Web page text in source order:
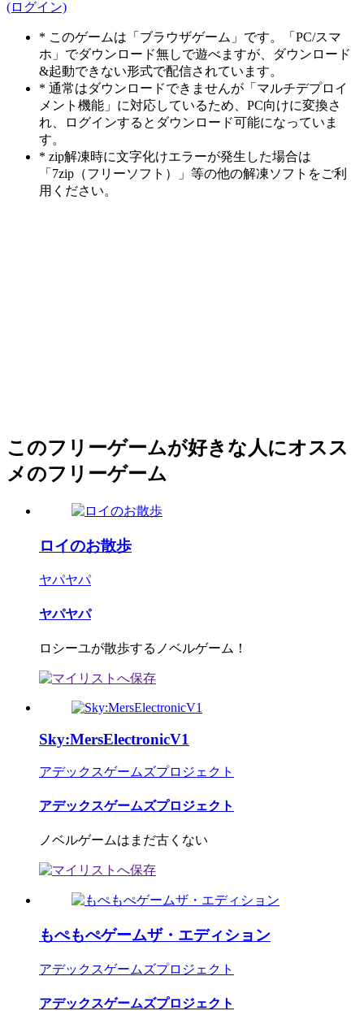
(ログイン)
* このゲームは「ブラウザゲーム」です。「PC/スマ
ホ」でダウンロード無しで遊べますが、ダウンロード
&起動できない形式で配信されています。
* 通常はダウンロードできませんが「マルチデプロイ
メント機能」に対応しているため、PC向けに変換さ
れ、ログインするとダウンロード可能になっていま
す。
* zip解凍時に文字化けエラーが発生した場合は
「7zip（フリーソフト）」等の他の解凍ソフトをご利
用ください。
このフリーゲームが好きな人にオスス
メのフリーゲーム
ロイのお散歩
ヤパヤパ
ヤパヤパ
ロシーユが散歩するノベルゲーム！
Sky:MersElectronicV1
アデックスゲームズプロジェクト
アデックスゲームズプロジェクト
ノベルゲームはまだ古くない
もぺもぺゲームザ・エディション
アデックスゲームズプロジェクト
アデックスゲームズプロジェクト